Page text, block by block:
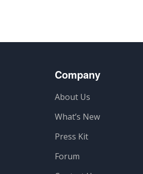
Company
About Us
What’s New
Press Kit
Forum